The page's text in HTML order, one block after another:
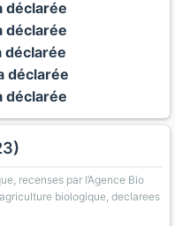
déclarée
déclarée
déclarée
déclarée
déclarée
recenses par l’Agence Bio
biologique, declarees